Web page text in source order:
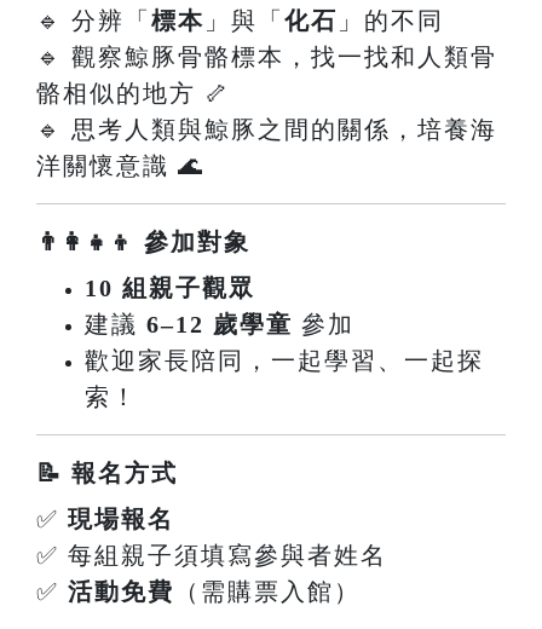
🔹 分辨「 標本 」與「 化石 」的不同
🔹 觀察鯨豚骨骼標本，找一找和人類骨
骼相似的地方 🦴
🔹 思考人類與鯨豚之間的關係，培養海
洋關懷意識 🌊
👨‍👩‍👧‍👦 參加對象
10 組親子觀眾
建議 6–12 歲學童 參加
歡迎家長陪同，一起學習、一起探
索！
📝 報名方式
✅ 現場報名
✅ 每組親子須填寫參與者姓名
✅ 活動免費 （需購票入館）